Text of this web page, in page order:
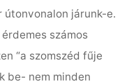
útonvonalon járunk-e.
számos
“a szomszéd fűje
be- nem minden